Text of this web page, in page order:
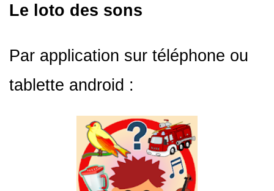
Le loto des sons
Par application sur téléphone ou
tablette android :